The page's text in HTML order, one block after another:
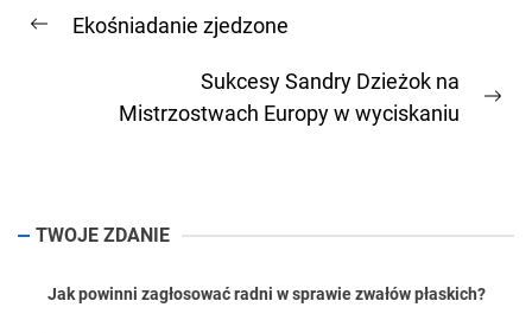
wpisu
Previous
Ekośniadanie zjedzone
Sukcesy Sandry Dzieżok na
Mistrzostwach Europy w wyciskaniu
TWOJE ZDANIE
Jak powinni zagłosować radni w sprawie zwałów płaskich?